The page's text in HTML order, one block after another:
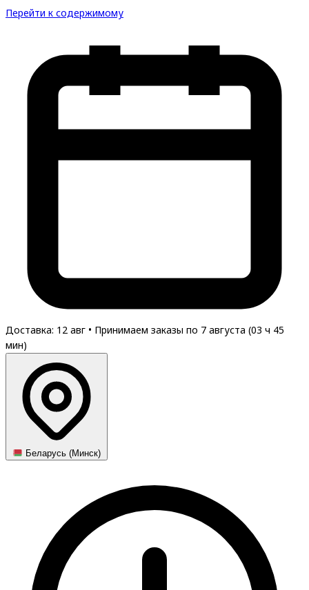
Перейти к содержимому
Доставка: 12 авг • Принимаем заказы по 7 августа (03 ч 45
мин)
Беларусь (Минск)